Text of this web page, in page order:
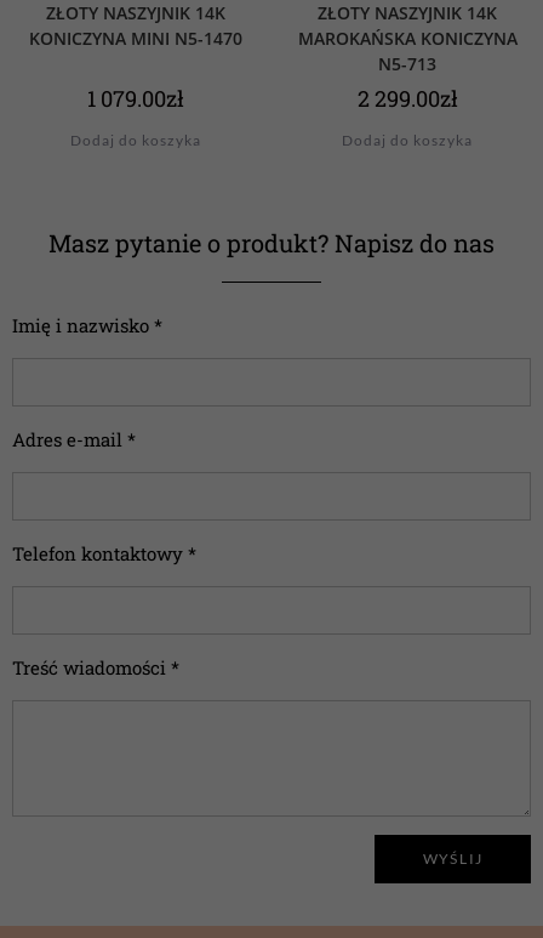
ZŁOTY NASZYJNIK 14K
KONICZYNA MINI N5-1470
1 079.00zł
Dodaj do koszyka
ZŁOTY NASZYJNIK 14K
MAROKAŃSKA KONICZYNA
N5-713
2 299.00zł
Dodaj do koszyka
Masz pytanie o produkt? Napisz do nas
Imię i nazwisko *
Adres e-mail *
Telefon kontaktowy *
Treść wiadomości *
WYŚLIJ